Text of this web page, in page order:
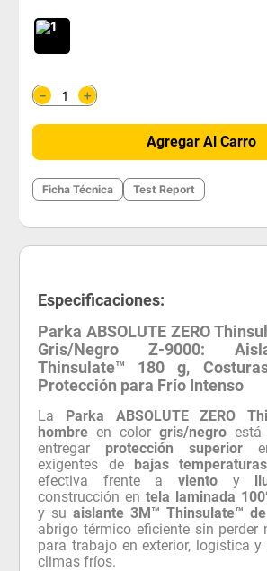
＋
－
Agregar Al Carro
Ficha Técnica Test Report
Especificaciones:
Parka ABSOLUTE ZERO
Gris/Negro Z-9000:
Thinsulate™ 180 g,
Protección para Frío Intenso
La Parka ABSOLUTE ZERO
hombre en color gris/negro está
entregar protección superior
exigentes de bajas temperaturas
efectiva frente a viento y
construcción entela laminada
y suaislante 3M™ Thinsulate™
abrigo térmico eficiente sin perder
para trabajo en exterior, logística y
climas fríos.